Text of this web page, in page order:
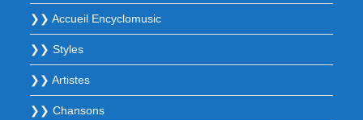
❯❯ Accueil Encyclomusic
❯❯ Styles
❯❯ Artistes
❯❯ Chansons